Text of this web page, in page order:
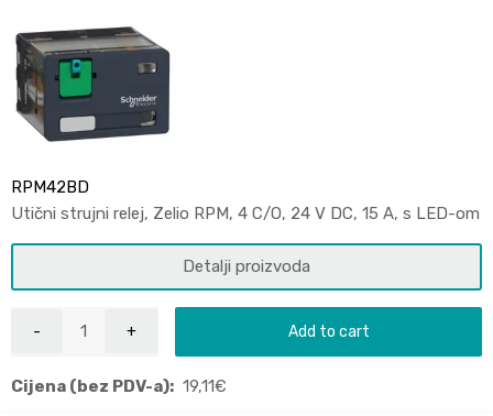
RPM42BD
Utični strujni relej, Zelio RPM, 4 C/O, 24 V DC, 15 A, s LED-om
Detalji proizvoda
Add to cart
Cijena (bez PDV-a): 19,11€